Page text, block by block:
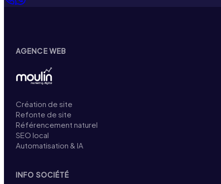
AGENCE WEB
Création de site
Refonte de site
Référencement naturel
SEO local
Automatisation & IA
INFO SOCIÉTÉ